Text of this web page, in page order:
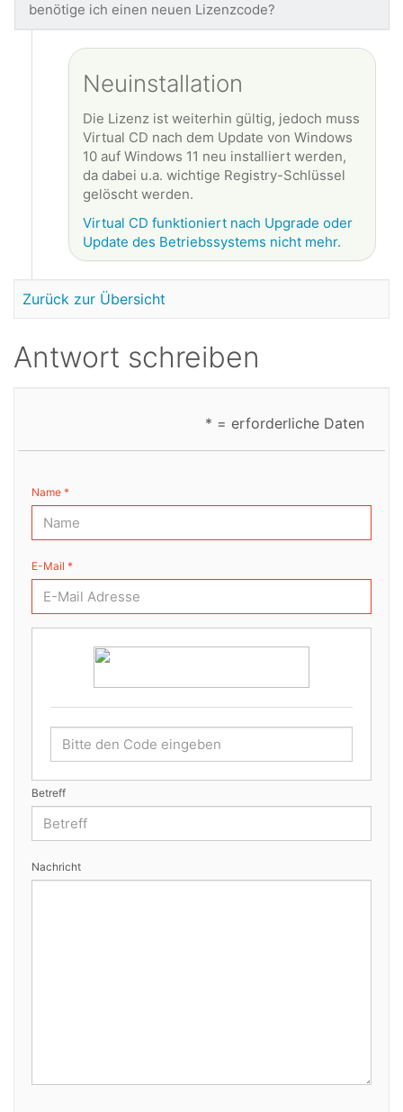
benötige ich einen neuen Lizenzcode?
Neuinstallation
Die Lizenz ist weiterhin gültig, jedoch muss
Virtual CD nach dem Update von Windows
10 auf Windows 11 neu installiert werden,
da dabei u.a. wichtige Registry-Schlüssel
gelöscht werden.
Virtual CD funktioniert nach Upgrade oder
Update des Betriebssystems nicht mehr.
Zurück zur Übersicht
Antwort schreiben
* = erforderliche Daten
Name *
E-Mail *
Betreff
Nachricht